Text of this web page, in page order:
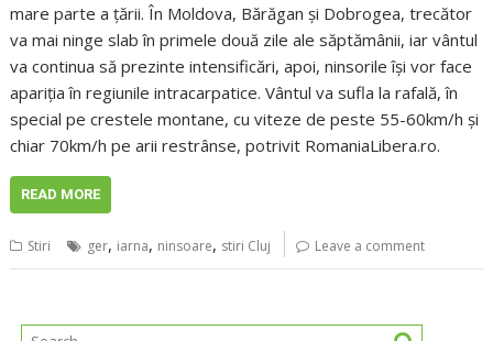
mare parte a ţării. În Moldova, Bărăgan şi Dobrogea, trecător
va mai ninge slab în primele două zile ale săptămânii, iar vântul
va continua să prezinte intensificări, apoi, ninsorile îşi vor face
apariţia în regiunile intracarpatice. Vântul va sufla la rafală, în
special pe crestele montane, cu viteze de peste 55-60km/h şi
chiar 70km/h pe arii restrânse, potrivit RomaniaLibera.ro.
READ MORE
Stiri ger, iarna, ninsoare, stiri Cluj Leave a comment